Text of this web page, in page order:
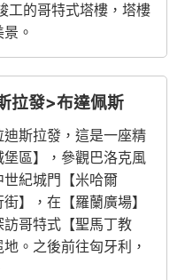
工的哥特式塔樓，塔樓
。
拉發>布達佩斯
斯拉發，這是一座精
區】，參觀巴洛克風
紀城門【米哈爾
】，在【羅蘭廣場】
哥特式【聖馬丁教
。之後前往匈牙利，